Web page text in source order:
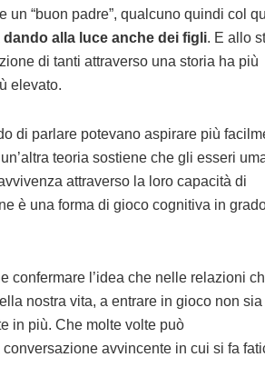
un “buon padre”, qualcuno quindi col
dando alla luce anche dei figli. E allo
di tanti attraverso una storia ha più
elevato.
di parlare potevano aspirare più
teoria sostiene che gli esseri
attraverso la loro capacità di
è una forma di gioco cognitiva in
confermare l’idea che nelle relazioni
nostra vita, a entrare in gioco non
in più. Che molte volte può
avvincente in cui si fa